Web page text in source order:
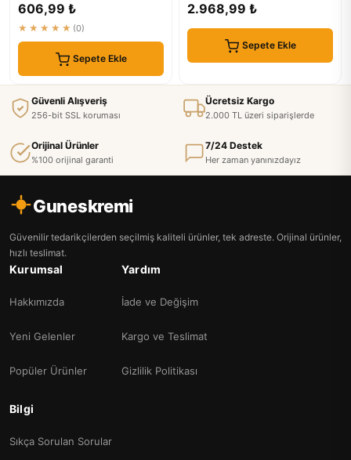
606,99 ₺
★★★★★ (0)
Sepete Ekle
2.968,99 ₺
Sepete Ekle
Güvenli Alışveriş
256-bit SSL koruması
Ücretsiz Kargo
2.000 TL üzeri siparişlerde
Orijinal Ürünler
%100 orijinal garanti
7/24 Destek
Her zaman yanınızdayız
Guneskremi
Güvenilir tedarikçilerden seçilmiş kaliteli ürünler, tek adreste. Orijinal ürünler,
hızlı teslimat.
Kurumsal
Hakkımızda
Yeni Gelenler
Popüler Ürünler
Yardım
İade ve Değişim
Kargo ve Teslimat
Gizlilik Politikası
Bilgi
Sıkça Sorulan Sorular